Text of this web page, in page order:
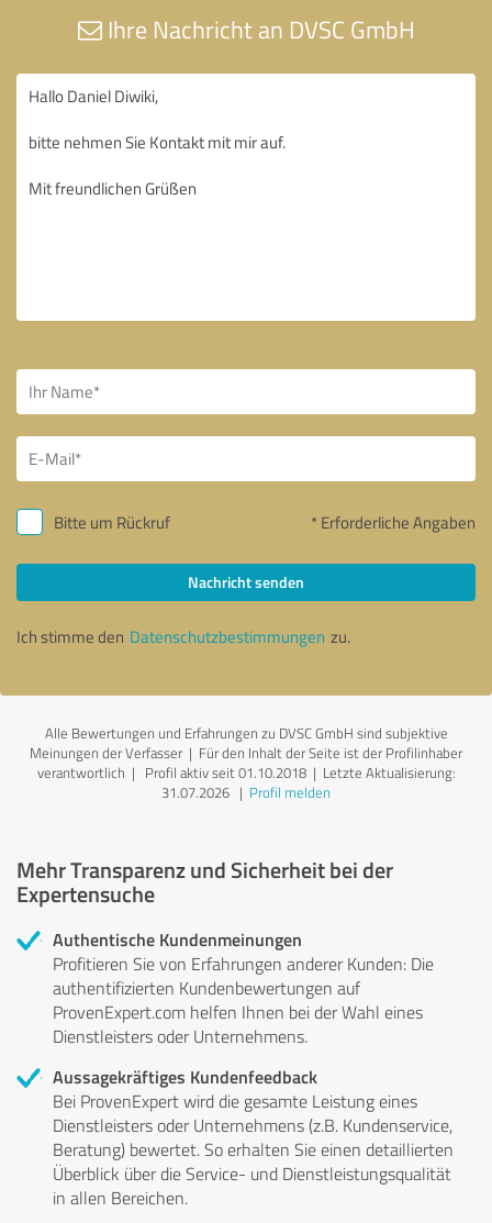
Ihre Nachricht an DVSC GmbH
Bitte um Rückruf * Erforderliche Angaben
Nachricht senden
Ich stimme den Datenschutzbestimmungen zu.
Alle Bewertungen und Erfahrungen zu DVSC GmbH sind subjektive
Meinungen der Verfasser | Für den Inhalt der Seite ist der Profilinhaber
verantwortlich | Profil aktiv seit 01.10.2018 | Letzte Aktualisierung:
31.07.2026 | Profil melden
Mehr Transparenz und Sicherheit bei der
Expertensuche
Authentische Kundenmeinungen
Profitieren Sie von Erfahrungen anderer Kunden: Die
authentifizierten Kundenbewertungen auf
ProvenExpert.com helfen Ihnen bei der Wahl eines
Dienstleisters oder Unternehmens.
Aussagekräftiges Kundenfeedback
Bei ProvenExpert wird die gesamte Leistung eines
Dienstleisters oder Unternehmens (z.B. Kundenservice,
Beratung) bewertet. So erhalten Sie einen detaillierten
Überblick über die Service- und Dienstleistungsqualität
in allen Bereichen.